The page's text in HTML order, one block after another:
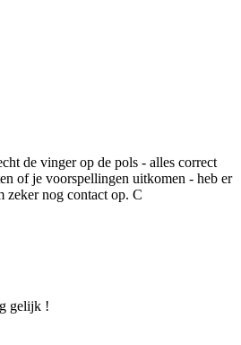
de vinger op de pols - alles correct
of je voorspellingen uitkomen - heb er
zeker nog contact op. C
gelijk !